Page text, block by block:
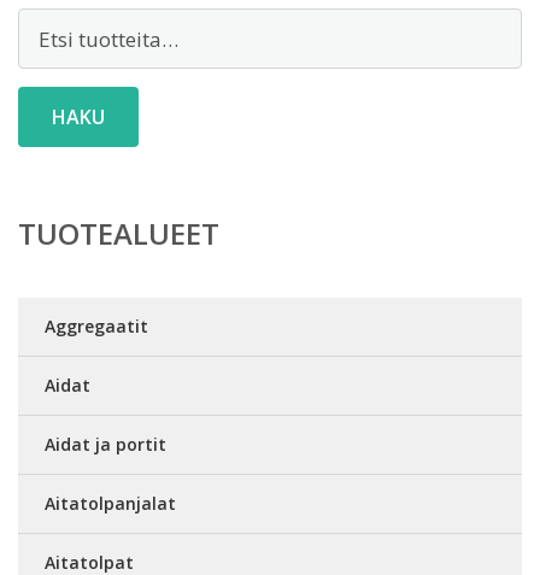
HAKU
TUOTEALUEET
Aggregaatit
Aidat
Aidat ja portit
Aitatolpanjalat
Aitatolpat